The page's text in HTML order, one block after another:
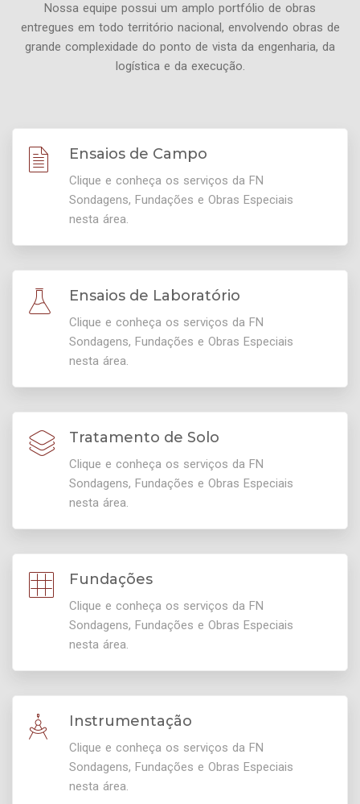
Nossa equipe possui um amplo portfólio de obras
entregues em todo território nacional, envolvendo obras de
grande complexidade do ponto de vista da engenharia, da
logística e da execução.
Ensaios de Campo
Clique e conheça os serviços da FN
Sondagens, Fundações e Obras Especiais
nesta área.
Ensaios de Laboratório
Clique e conheça os serviços da FN
Sondagens, Fundações e Obras Especiais
nesta área.
Tratamento de Solo
Clique e conheça os serviços da FN
Sondagens, Fundações e Obras Especiais
nesta área.
Fundações
Clique e conheça os serviços da FN
Sondagens, Fundações e Obras Especiais
nesta área.
Instrumentação
Clique e conheça os serviços da FN
Sondagens, Fundações e Obras Especiais
nesta área.